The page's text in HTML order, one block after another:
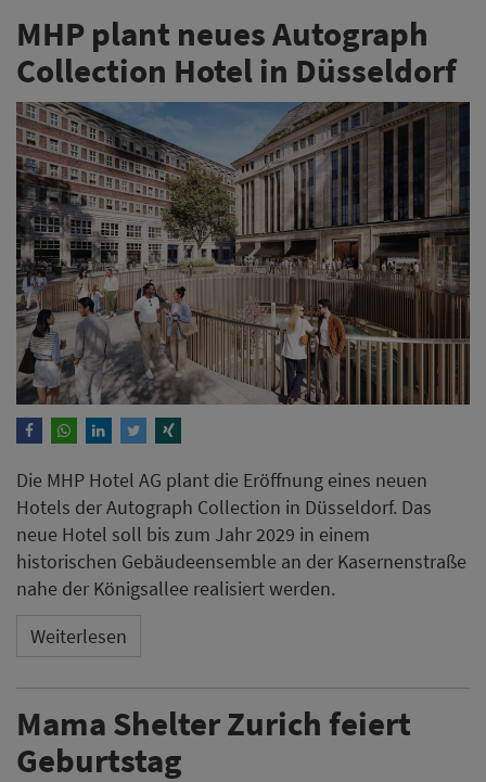
MHP plant neues Autograph
Collection Hotel in Düsseldorf
Die MHP Hotel AG plant die Eröffnung eines neuen
Hotels der Autograph Collection in Düsseldorf. Das
neue Hotel soll bis zum Jahr 2029 in einem
historischen Gebäudeensemble an der Kasernenstraße
nahe der Königsallee realisiert werden.
Weiterlesen
Mama Shelter Zurich feiert
Geburtstag